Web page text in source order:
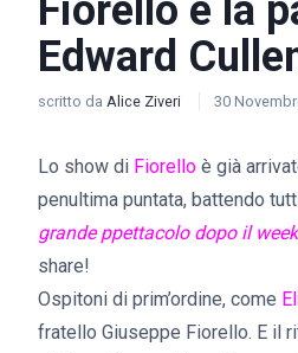
Fiorello e la
Edward
scritto da Alice Ziveri 30
Lo show di Fiorello è già
penultima puntata, battendo
grande ppettacolo dopo il
share!
Ospitoni di prim’ordine, come
fratello Giuseppe Fiorello. E il